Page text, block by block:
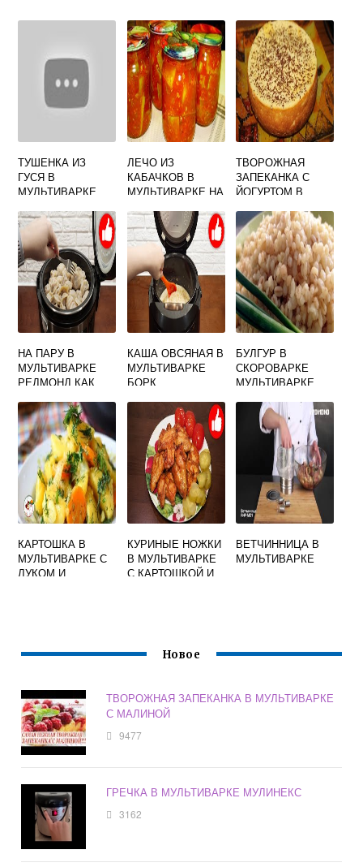
ТУШЕНКА ИЗ
ГУСЯ В
МУЛЬТИВАРКЕ
ЛЕЧО ИЗ
КАБАЧКОВ В
МУЛЬТИВАРКЕ НА
РЕЦЕПТ
ТВОРОЖНАЯ
ЗАПЕКАНКА С
ЙОГУРТОМ В
НА ПАРУ В
МУЛЬТИВАРКЕ
РЕДМОНД КАК
КАША ОВСЯНАЯ В
МУЛЬТИВАРКЕ
БОРК
БУЛГУР В
СКОРОВАРКЕ
МУЛЬТИВАРКЕ
КАРТОШКА В
МУЛЬТИВАРКЕ С
ЛУКОМ И
КУРИНЫЕ НОЖКИ
В МУЛЬТИВАРКЕ
С КАРТОШКОЙ И
ВЕТЧИННИЦА В
МУЛЬТИВАРКЕ
Новое
ТВОРОЖНАЯ ЗАПЕКАНКА В МУЛЬТИВАРКЕ
С МАЛИНОЙ
9477
ГРЕЧКА В МУЛЬТИВАРКЕ МУЛИНЕКС
3162